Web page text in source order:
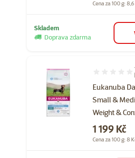
Cena za 100 g:
Skladem
Doprava zdarma
Eukanuba
Small &
Weight &
Hodnocení
Cena
1 199 Kč
Cena za 100 g: 8